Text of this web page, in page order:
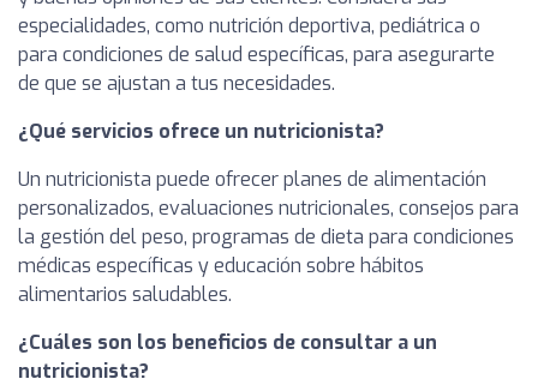
especialidades, como nutrición deportiva, pediátrica o
para condiciones de salud específicas, para asegurarte
de que se ajustan a tus necesidades.
¿Qué servicios ofrece un nutricionista?
Un nutricionista puede ofrecer planes de alimentación
personalizados, evaluaciones nutricionales, consejos para
la gestión del peso, programas de dieta para condiciones
médicas específicas y educación sobre hábitos
alimentarios saludables.
¿Cuáles son los beneficios de consultar a un
nutricionista?